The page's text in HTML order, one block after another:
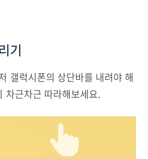
기
갤럭시폰의 상단바를 내려야 해
차근차근 따라해보세요.